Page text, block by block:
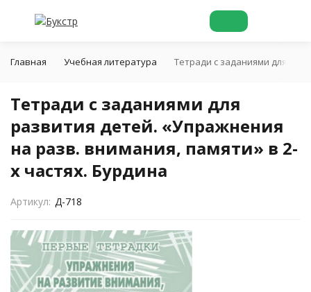
Главная Учебная литература Тетради с заданиями для
Тетради с заданиями для
развития детей. «Упражнения
на разв. внимания, памяти» в 2-
х частях. Бурдина
Артикул: Д-718